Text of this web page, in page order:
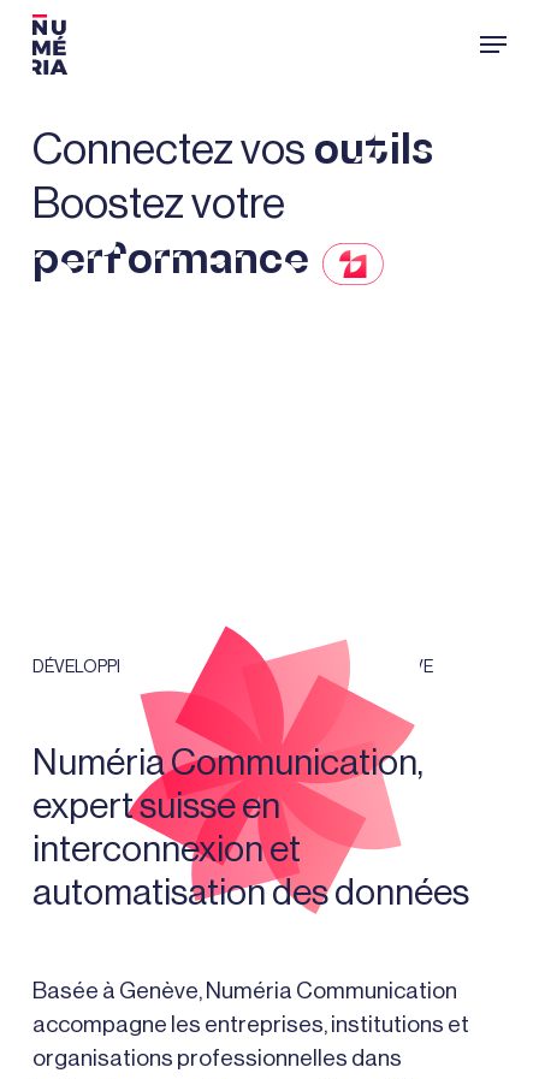
Passer
contenu
Menu
Connectez vos outils
Boostez votre
performance
DÉVELOPPEMENT DE CONNECTEURS API À GENÈVE
Numéria Communication,
expert suisse en
interconnexion et
automatisation des données
Basée à Genève, Numéria Communication
accompagne les entreprises, institutions et
organisations professionnelles dans